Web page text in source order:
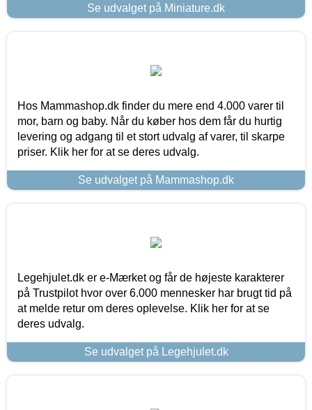
Se udvalget på Miniature.dk
Hos Mammashop.dk finder du mere end 4.000 varer til
mor, barn og baby. Når du køber hos dem får du hurtig
levering og adgang til et stort udvalg af varer, til skarpe
priser. Klik her for at se deres udvalg.
Se udvalget på Mammashop.dk
Legehjulet.dk er e-Mærket og får de højeste karakterer
på Trustpilot hvor over 6.000 mennesker har brugt tid på
at melde retur om deres oplevelse. Klik her for at se
deres udvalg.
Se udvalget på Legehjulet.dk